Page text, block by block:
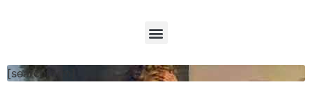
[searchform]